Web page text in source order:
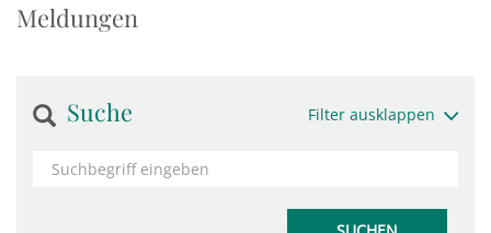
Meldungen
Suche Filter ausklappen